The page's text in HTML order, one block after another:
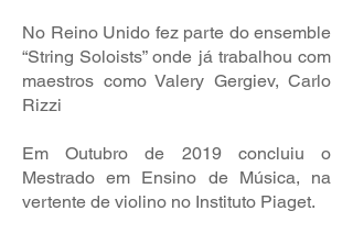
No Reino Unido fez parte do ensemble
“String Soloists” onde já trabalhou com
maestros como Valery Gergiev, Carlo
Rizzi
Em Outubro de 2019 concluiu o
Mestrado em Ensino de Música, na
vertente de violino no Instituto Piaget.